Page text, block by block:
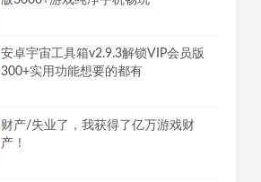
安卓宇宙工具箱v2.9.3解锁VIP会员版
300+实用功能想要的都有
财产/失业了，我获得了亿万游戏财
产！